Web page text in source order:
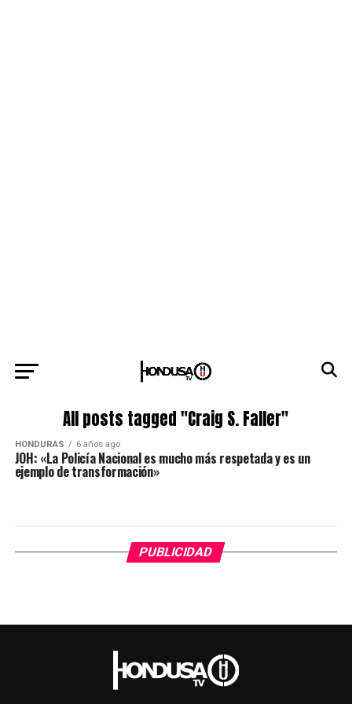
All posts tagged "Craig S. Faller"
HONDURAS 6 años ago
JOH: «La Policía Nacional es mucho más respetada y es un
ejemplo de transformación»
PUBLICIDAD